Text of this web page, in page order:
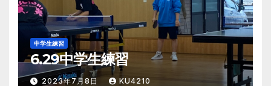
中学生練習
6.29中学生練習
2023年7月8日 KU4210